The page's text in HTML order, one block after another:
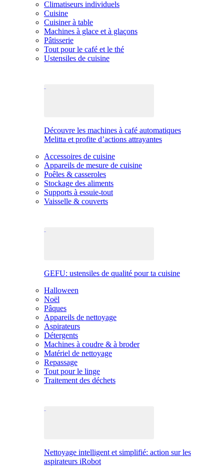
Climatiseurs individuels
Cuisine
Cuisiner à table
Machines à glace et à glaçons
Pâtisserie
Tout pour le café et le thé
Ustensiles de cuisine
Découvre les machines à café automatiques
Melitta et profite d’actions attrayantes
Accessoires de cuisine
Appareils de mesure de cuisine
Poêles & casseroles
Stockage des aliments
Supports à essuie-tout
Vaisselle & couverts
GEFU: ustensiles de qualité pour ta cuisine
Halloween
Noël
Pâques
Appareils de nettoyage
Aspirateurs
Détergents
Machines à coudre & à broder
Matériel de nettoyage
Repassage
Tout pour le linge
Traitement des déchets
Nettoyage intelligent et simplifié: action sur les
aspirateurs iRobot